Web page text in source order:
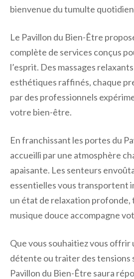
bienvenue du tumulte
Le Pavillon du Bien-Être
complète de services conçus
l’esprit. Des massages
esthétiques raffinés, chaque
par des professionnels
votre bien-être.
En franchissant les portes du
accueilli par une atmosphère
apaisante. Les senteurs
essentielles vous transportent
un état de relaxation profonde,
musique douce accompagne
Que vous souhaitiez vous offrir
détente ou traiter des tensions
Pavillon du Bien-Être saura